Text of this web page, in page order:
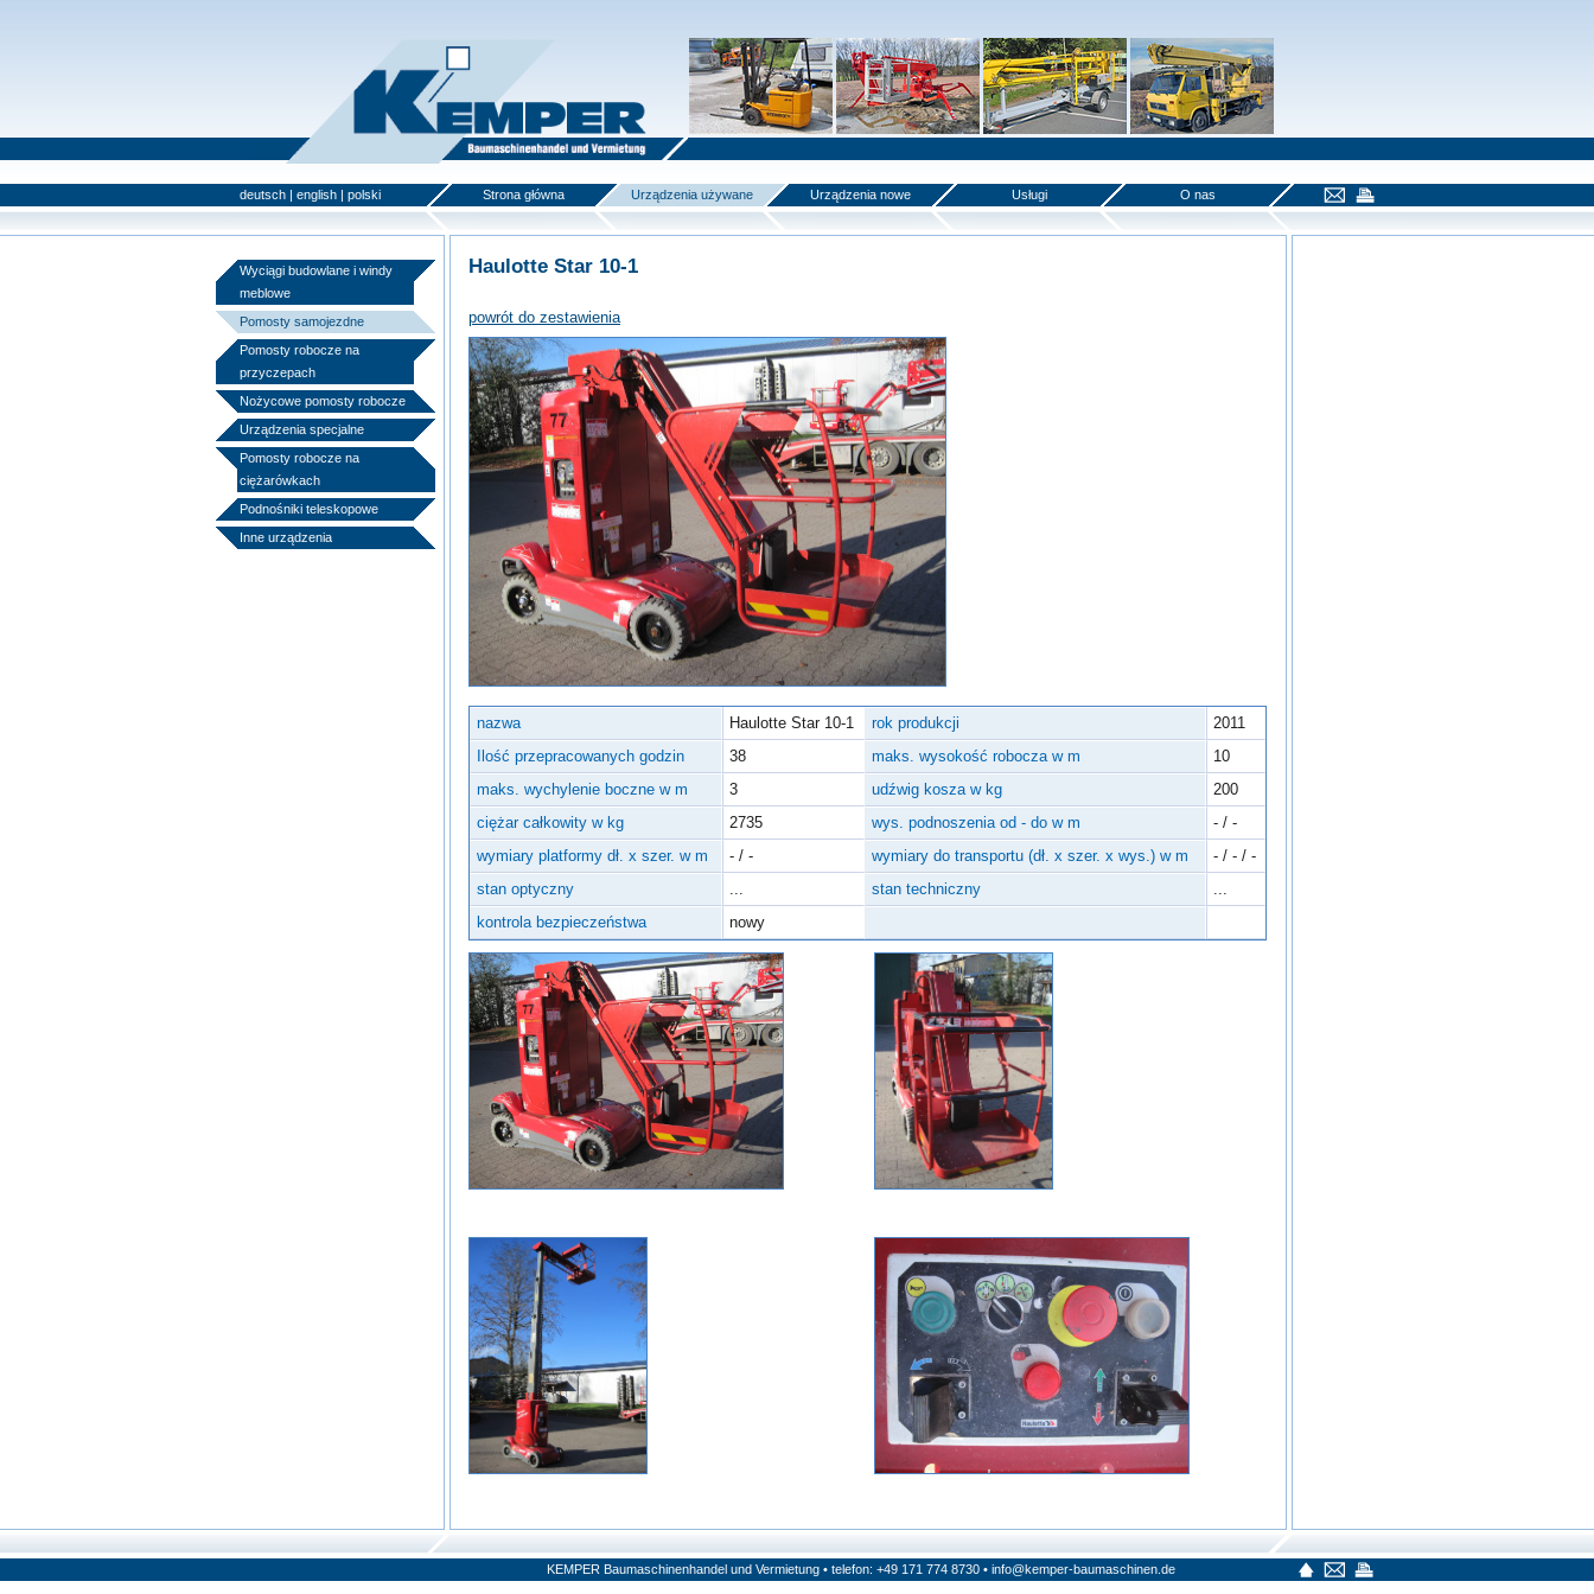
deutsch | english | polski Strona główna Urządzenia używane Urządzenia nowe Usługi O nas
Wyciągi budowlane i windy
meblowe
Pomosty samojezdne
Pomosty robocze na
przyczepach
Nożycowe pomosty robocze
Urządzenia specjalne
Pomosty robocze na
ciężarówkach
Podnośniki teleskopowe
Inne urządzenia
Haulotte Star 10-1
powrót do zestawienia
nazwa Haulotte Star 10-1 rok produkcji
2011
Ilość przepracowanych godzin
38 maks. wysokość robocza w m
10
maks. wychylenie boczne w m
3 udźwig kosza w kg
200
ciężar całkowity w kg
2735 wys. podnoszenia od - do w m
- / -
wymiary platformy dł. x szer. w m
- / - wymiary do transportu (dł. x szer. x wys.) w m
- / - / -
stan optyczny
stan techniczny
kontrola bezpieczeństwa
nowy
KEMPER Baumaschinenhandel und Vermietung • telefon: +49 171 774 8730 • info@kemper-baumaschinen.de